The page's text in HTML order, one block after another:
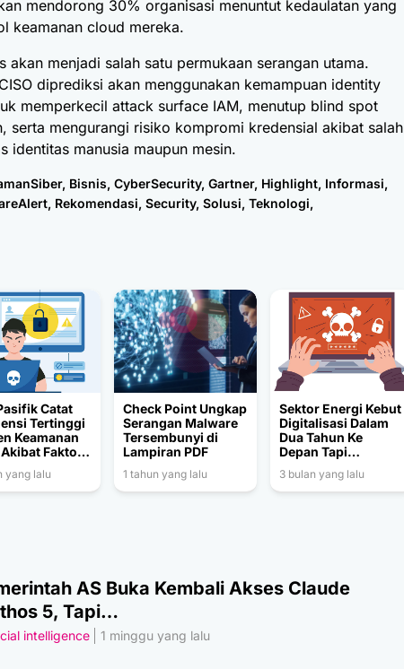
mendorong 30% organisasi menuntut kedaulatan yang
keamanan cloud mereka.
akan menjadi salah satu permukaan serangan utama.
diprediksi akan menggunakan kemampuan identity
memperkecil attack surface IAM, menutup blind spot
serta mengurangi risiko kompromi kredensial akibat salah
identitas manusia maupun mesin.
, Bisnis, CyberSecurity, Gartner, Highlight, Informasi,
, Rekomendasi, Security, Solusi, Teknologi,
Catat
Tertinggi
Keamanan
Faktor
yang lalu
Check Point Ungkap
Serangan Malware
Tersembunyi di
Lampiran PDF
1 tahun yang lalu
Sektor Energi Kebut
Digitalisasi Dalam
Dua Tahun Ke
Depan Tapi
Menghadang
3 bulan yang lalu
AS Buka Kembali Akses Claude
5, Tapi…
intelligence 1 minggu yang lalu